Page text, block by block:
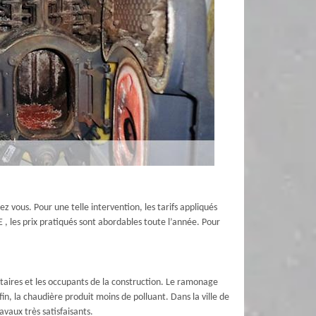
vous. Pour une telle intervention, les tarifs appliqués
les prix pratiqués sont abordables toute l’année. Pour
et les occupants de la construction. Le ramonage
la chaudière produit moins de polluant. Dans la ville de
très satisfaisants.